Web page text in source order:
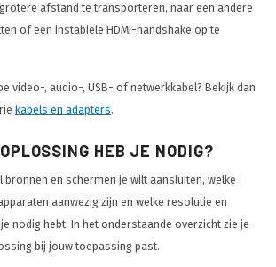
afstand te transporteren, naar een andere
of een instabiele HDMI-handshake op te
video-, audio-, USB- of netwerkkabel? Bekijk dan
kabels en adapters.
HEB JE NODIG?
bronnen en schermen je wilt aansluiten, welke
aanwezig zijn en welke resolutie en
nodig hebt. In het onderstaande overzicht zie je
bij jouw toepassing past.